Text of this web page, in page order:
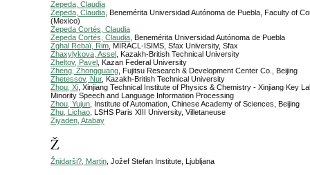
Zepeda, Claudia
Zepeda, Claudia , Benemérita Universidad Autónoma de Puebla, Faculty of
(Mexico)
Zepeda Cortés, Claudia
Zepeda Cortés, Claudia , Benemérita Universidad Autónoma de Puebla
Zghal Rebaï, Rim , MIRACL-ISIMS, Sfax University, Sfax
Zhaxylykova, Assel
, Kazakh-British Technical University
Zheltov, Pavel
, Kazan Federal University
Zheng, Zhongguang , Fujitsu Research & Development Center Co., Beijing
Zhetessov, Nur, Kazakh-British Technical University
Zhou, Xi , Xinjiang Technical Institute of Physics & Chemistry - Xinjiang Key
Minority Speech and Language Information Processing
Zhou, Yujun , Institute of Automation, Chinese Academy of Sciences, Beijing
Zhu, Lichao , LSHS Paris XIII University, Villetaneuse
Ziyaden, Atabay
Ž
Žnidarši?, Martin, Jožef Stefan Institute, Ljubljana